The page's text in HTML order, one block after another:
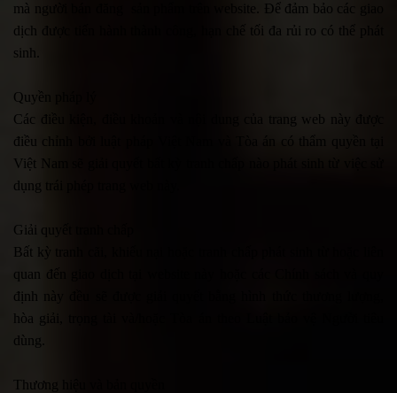
mà người bán đăng sản phẩm trên website. Để đảm bảo các giao
dịch được tiến hành thành công, hạn chế tối đa rủi ro có thể phát
sinh.
Quyền pháp lý
Các điều kiện, điều khoản và nội dung của trang web này được
điều chỉnh bởi luật pháp Việt Nam và Tòa án có thẩm quyền tại
Việt Nam sẽ giải quyết bất kỳ tranh chấp nào phát sinh từ việc sử
dụng trái phép trang web này.
Giải quyết tranh chấp
Bất kỳ tranh cãi, khiếu nại hoặc tranh chấp phát sinh từ hoặc liên
quan đến giao dịch tại website này hoặc các Chính sách và quy
định này đều sẽ được giải quyết bằng hình thức thương lượng,
hòa giải, trọng tài và/hoặc Tòa án theo Luật bảo vệ Người tiêu
dùng.
Thương hiệu và bản quyền